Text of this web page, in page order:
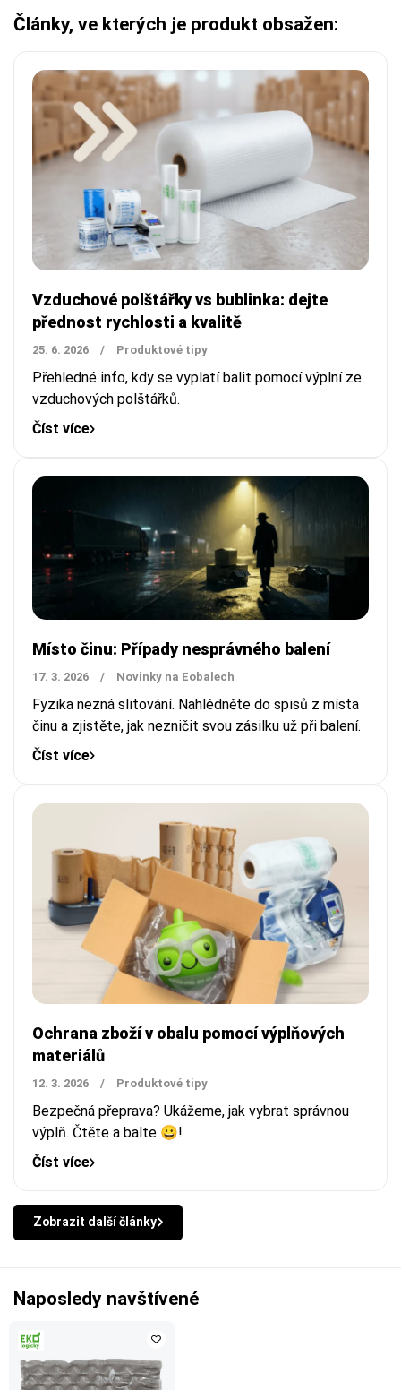
Články, ve kterých je produkt obsažen:
Vzduchové polštářky vs bublinka: dejte
přednost rychlosti a kvalitě
25. 6. 2026 / Produktové tipy
Přehledné info, kdy se vyplatí balit pomocí výplní ze
vzduchových polštářků.
Číst více
Místo činu: Případy nesprávného balení
17. 3. 2026 / Novinky na Eobalech
Fyzika nezná slitování. Nahlédněte do spisů z místa
činu a zjistěte, jak nezničit svou zásilku už při balení.
Číst více
Ochrana zboží v obalu pomocí výplňových
materiálů
12. 3. 2026 / Produktové tipy
Bezpečná přeprava? Ukážeme, jak vybrat správnou
výplň. Čtěte a balte 😀!
Číst více
Zobrazit další články
Naposledy navštívené